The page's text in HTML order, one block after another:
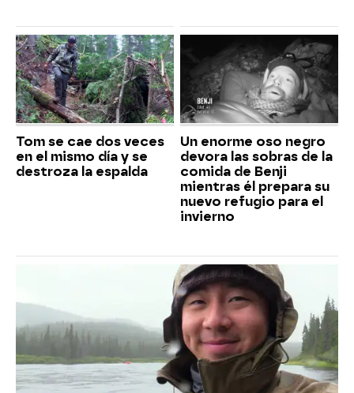
Tom se cae dos veces
en el mismo día y se
destroza la espalda
Un enorme oso negro
devora las sobras de la
comida de Benji
mientras él prepara su
nuevo refugio para el
invierno